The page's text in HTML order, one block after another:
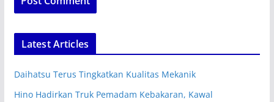
Latest Articles
Daihatsu Terus Tingkatkan Kualitas Mekanik
Hino Hadirkan Truk Pemadam Kebakaran, Kawal